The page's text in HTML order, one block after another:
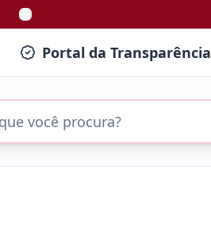
Portal da Transparência